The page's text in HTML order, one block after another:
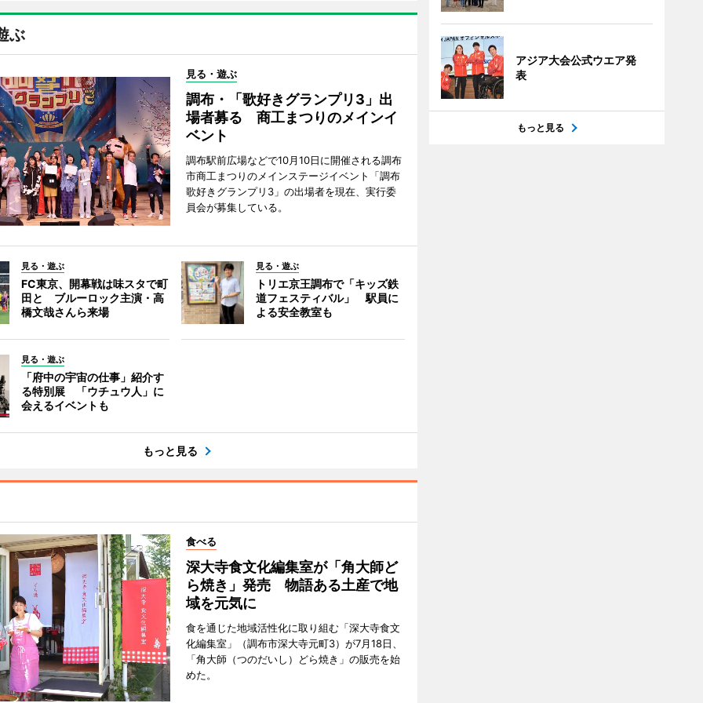
ぶ
見る・遊ぶ
調布・「歌好きグランプリ3」出
場者募る 商工まつりのメインイ
ベント
調布駅前広場などで10月10日に開催される調布
市商工まつりのメインステージイベント「調布
歌好きグランプリ3」の出場者を現在、実行委
員会が募集している。
見る・遊ぶ
FC東京、開幕戦は味スタで町
田と ブルーロック主演・高
橋文哉さんら来場
見る・遊ぶ
トリエ京王調布で「キッズ鉄
道フェスティバル」 駅員に
よる安全教室も
見る・遊ぶ
「府中の宇宙の仕事」紹介す
る特別展 「ウチュウ人」に
会えるイベントも
もっと見る
食べる
深大寺食文化編集室が「角大師ど
ら焼き」発売 物語ある土産で地
域を元気に
食を通じた地域活性化に取り組む「深大寺食文
化編集室」（調布市深大寺元町3）が7月18日、
「角大師（つのだいし）どら焼き」の販売を始
めた。
アジア大会公式ウエア発
表
もっと見る